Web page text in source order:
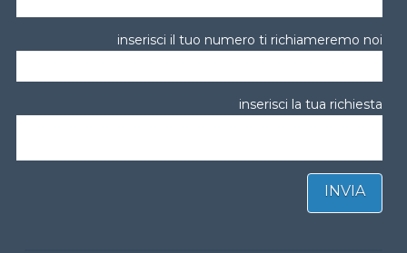
inserisci il tuo numero ti richiameremo noi
inserisci la tua richiesta